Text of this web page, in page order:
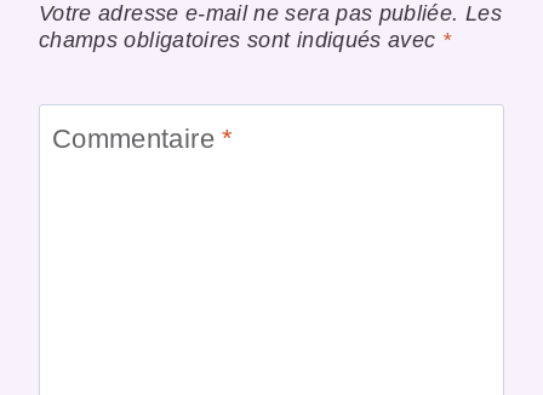
Votre adresse e-mail ne sera pas publiée. Les
champs obligatoires sont indiqués avec *
Commentaire*